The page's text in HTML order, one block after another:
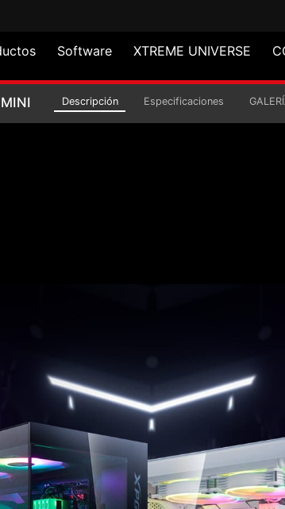
Software XTREME UNIVERSE
COMPACTO
Descripción Especificaciones